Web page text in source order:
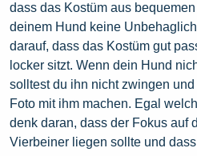
dass das Kostüm aus
deinem Hund keine
darauf, dass das Kostüm gut
locker sitzt. Wenn dein Hund
solltest du ihn nicht zwingen
Foto mit ihm machen. Egal
denk daran, dass der Fokus auf
Vierbeiner liegen sollte und